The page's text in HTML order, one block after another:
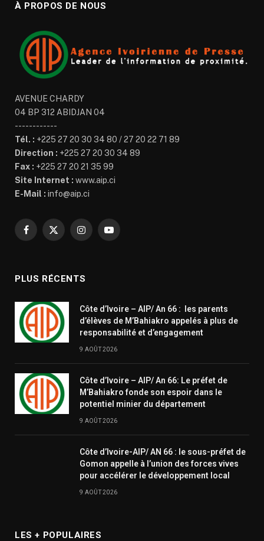
À PROPOS DE NOUS
AVENUE CHARDY
04 BP 312 ABIDJAN 04
------------
Tél. : +225 27 20 30 34 80 / 27 20 22 71 89
Direction : +225 27 20 30 34 89
Fax : +225 27 20 21 35 99
Site Internet : www.aip.ci
E-Mail : info@aip.ci
Facebook
X
InstagramYouTube
PLUS RÉCENTS
Côte d’Ivoire – AIP/ An 66 : les parents
d’élèves de M’Bahiakro appelés à plus de
responsabilité et d’engagement
9 AOÛT 2026
Côte d’Ivoire – AIP/ An 66: Le préfet de
M’Bahiakro fonde son espoir dans le
potentiel minier du département
9 AOÛT 2026
Côte d’Ivoire-AIP/ AN 66 : le sous-préfet de
Gomon appelle à l’union des forces vives
pour accélérer le développement local
9 AOÛT 2026
LES + POPULAIRES